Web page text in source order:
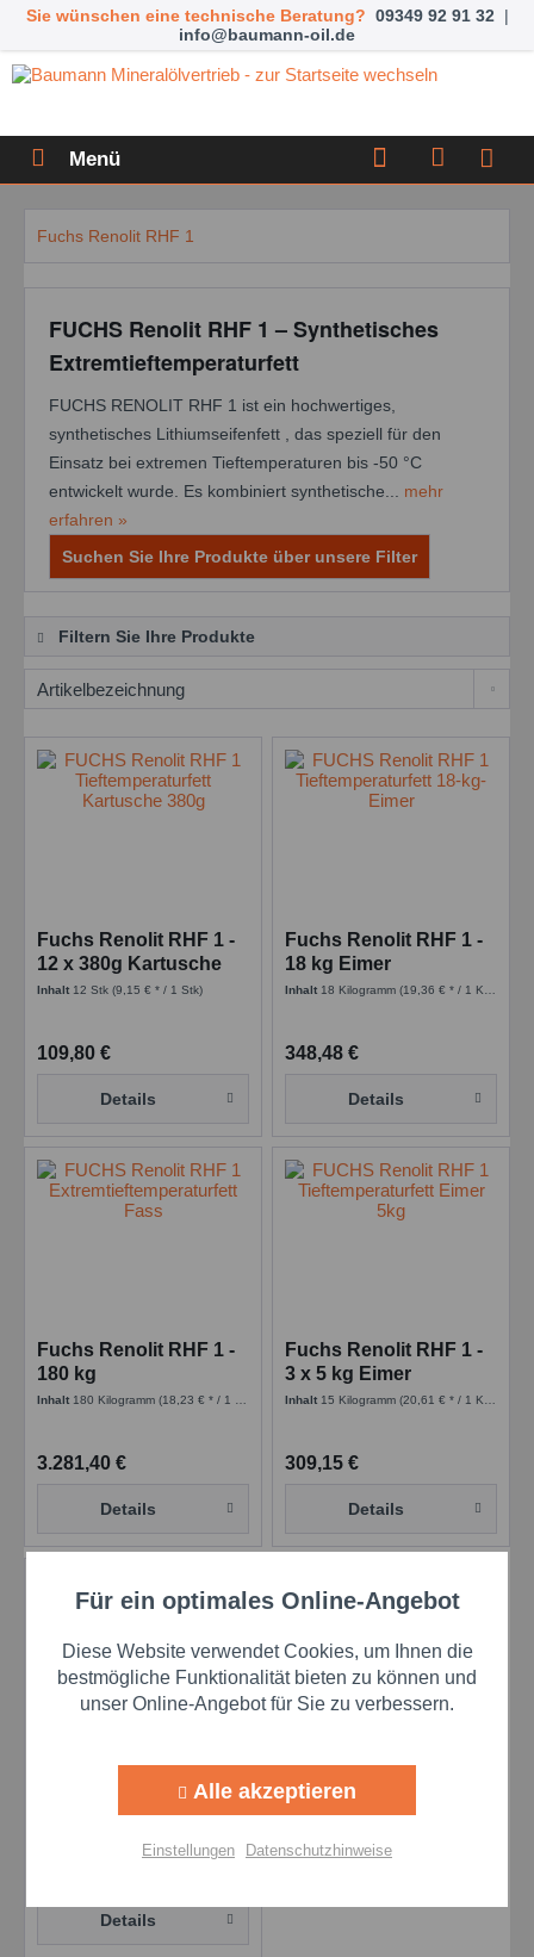
Sie wünschen eine technische Beratung? 09349 92 91 32 |
info@baumann-oil.de
Menü
Fuchs Renolit RHF 1
FUCHS Renolit RHF 1 – Synthetisches
Extremtieftemperaturfett
FUCHS RENOLIT RHF 1 ist ein hochwertiges,
synthetisches Lithiumseifenfett , das speziell für den
Einsatz bei extremen Tieftemperaturen bis -50 °C
entwickelt wurde. Es kombiniert synthetische... mehr
erfahren »
Suchen Sie Ihre Produkte über unsere Filter
Filtern Sie Ihre Produkte
Fuchs Renolit RHF 1 -
12 x 380g Kartusche
Inhalt 12 Stk(9,15 € * / 1 Stk)
109,80 €
Details
Fuchs Renolit RHF 1 -
18 kg Eimer
Inhalt 18 Kilogramm(19,36 € * / 1 Kilogramm)
348,48 €
Details
Fuchs Renolit RHF 1 -
180 kg
Inhalt 180 Kilogramm(18,23 € * / 1 Kilogramm)
3.281,40 €
Details
Fuchs Renolit RHF 1 -
3 x 5 kg Eimer
Inhalt 15 Kilogramm(20,61 € * / 1 Kilogramm)
309,15 €
Details
Fuchs Renolit RHF 1 -
Details
Funktionale Aktiv
Marketing Aktiv
Personalisierung Aktiv
Für ein optimales Online-Angebot
Diese Website verwendet Cookies, um Ihnen die
bestmögliche Funktionalität bieten zu können und
unser Online-Angebot für Sie zu verbessern.
Alle akzeptieren
Einstellungen Datenschutzhinweise